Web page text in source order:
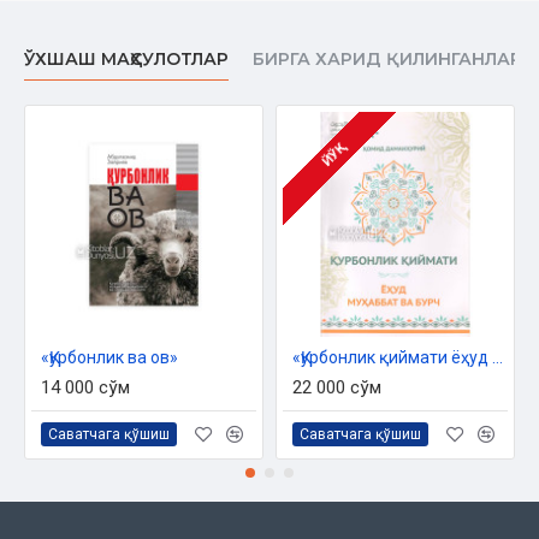
Ҳайвон тирик сўйилганини билиш йўллари
Шариатга мувофиқ сўйилган ҳайвоннинг ҳукми
Эҳромдаги киши ов ҳайвонларини сўйиши
Бўғоз (ҳомиладор) ҳайвонни сўйишнинг ҳукми
Туяни сўйиш тартиби
Сўйишдаги дуоларни айтиш вақти
«Бисмиллаҳ»ни қасддан айтмасликнинг ҳукми
Бир нечта ҳайвонни бирданига сўйиш
Гўшти ейиладиган ва ейилмайдиган ҳайвонлар
Йиртқич ҳайвонлар ва қушларнинг ҳукми
"Жаллола" туркумидаги ҳайвонлар ҳукми
ЎХШАШ МАҲСУЛОТЛАР БИРГА ХАРИД ҚИЛИНГАНЛАР
«Қурбонлик ва ов»
14 000 сўм
Саватчага қўшиш
ЙЎҚ
22 000 сўм
Саватчага қўшиш